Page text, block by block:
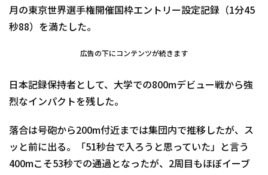
月の東京世界選手権開催国枠エントリー設定記録（1分45
秒88）を満たした。
広告の下にコンテンツが続きます
日本記録保持者として、大学での800mデビュー戦から強
烈なインパクトを残した。
落合は号砲から200m付近までは集団内で推移したが、ス
ッと前に出る。「51秒台で入ろうと思っていた」と言う
400mこそ53秒での通過となったが、2周目もほぼイーブ